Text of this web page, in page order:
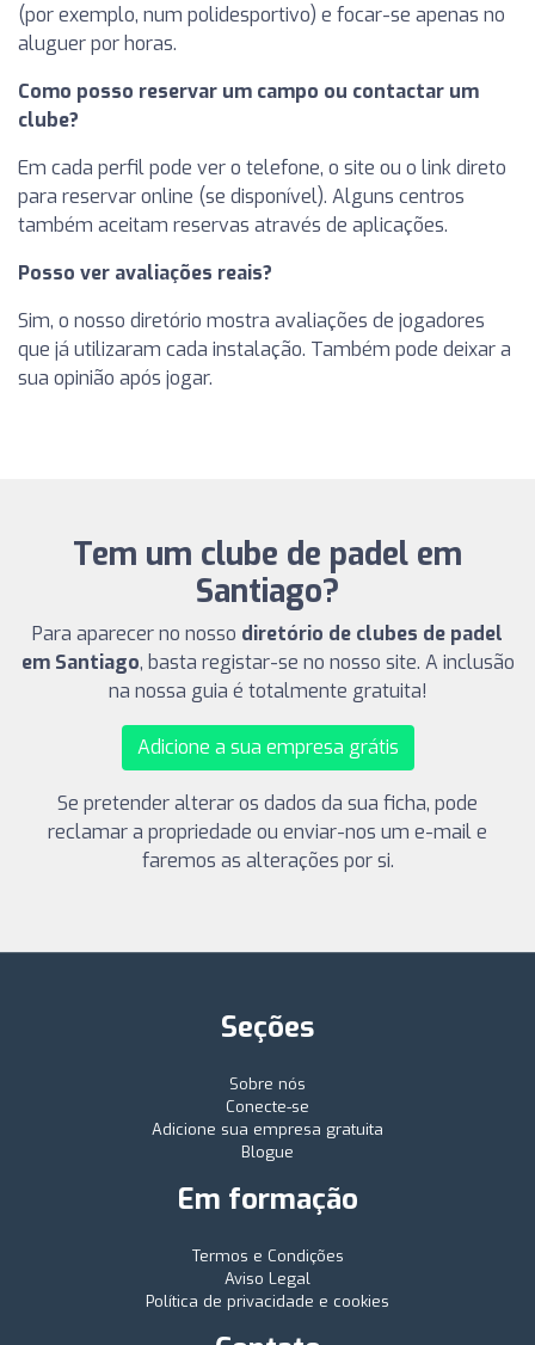
(por exemplo, num polidesportivo) e focar-se apenas no
aluguer por horas.
Como posso reservar um campo ou contactar um
clube?
Em cada perfil pode ver o telefone, o site ou o link direto
para reservar online (se disponível). Alguns centros
também aceitam reservas através de aplicações.
Posso ver avaliações reais?
Sim, o nosso diretório mostra avaliações de jogadores
que já utilizaram cada instalação. Também pode deixar a
sua opinião após jogar.
Tem um clube de padel em
Santiago?
Para aparecer no nosso diretório de clubes de padel
em Santiago, basta registar-se no nosso site. A inclusão
na nossa guia é totalmente gratuita!
Adicione a sua empresa grátis
Se pretender alterar os dados da sua ficha, pode
reclamar a propriedade ou enviar-nos um e-mail e
faremos as alterações por si.
Seções
Sobre nós
Conecte-se
Adicione sua empresa gratuita
Blogue
Em formação
Termos e Condições
Aviso Legal
Política de privacidade e cookies